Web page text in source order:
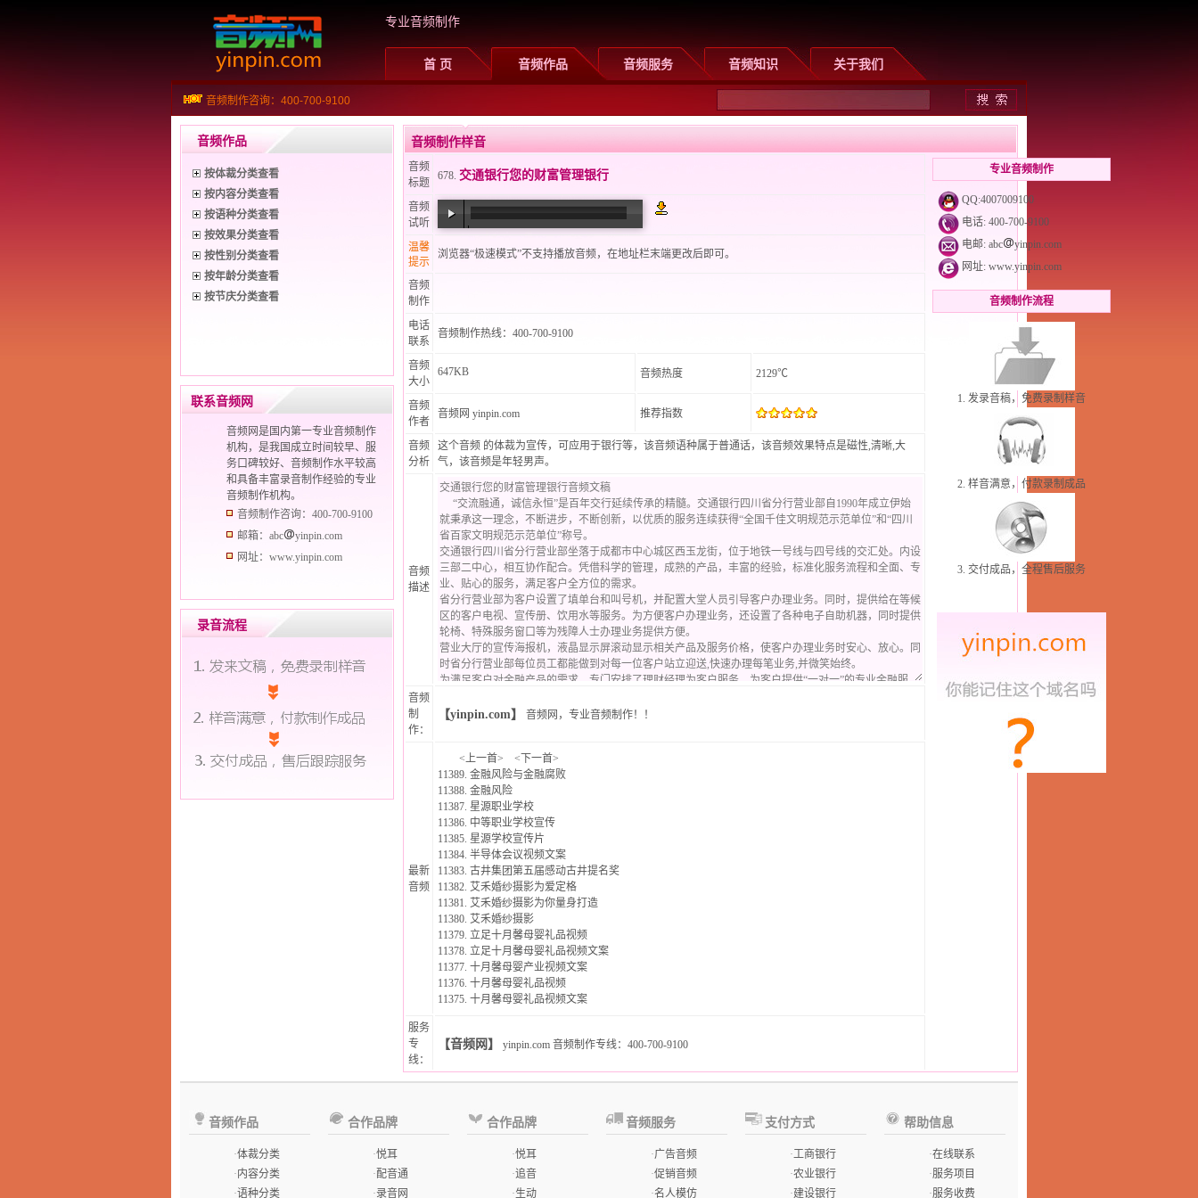
专业音频制作
首 页 音频作品 音频服务 音频知识 关于我们
音频制作咨询：400-700-9100
音频作品
按体裁分类查看
按内容分类查看
按语种分类查看
按效果分类查看
按性别分类查看
按年龄分类查看
按节庆分类查看
联系音频网
音频网是国内第一专业音频制作
机构，是我国成立时间较早、服
务口碑较好、音频制作水平较高
和具备丰富录音制作经验的专业
音频制作机构。
音频制作咨询：400-700-9100
邮箱：abc
yinpin.com
网址：www.yinpin.com
录音流程
音频制作样音
音频
标题
678. 交通银行您的财富管理银行
音频
试听
温馨
提示
浏览器“极速模式”不支持播放音频，在地址栏末端更改后即可。
音频
制作
电话
联系
音频制作热线：400-700-9100
音频
大小
647KB 音频热度 2129℃
音频
作者
音频网 yinpin.com 推荐指数
音频
分析
这个音频 的体裁为宣传，可应用于银行等，该音频语种属于普通话，该音频效果特点是磁性,清晰,大
气，该音频是年轻男声。
音频
描述
音频
制
作：
【yinpin.com】 音频网 ， 专业音频制作！ ！
最新
音频
<上一首> < 下一首>
11389. 金融风险与金融腐败
11388. 金融风险
11387. 星源职业学校
11386. 中等职业学校宣传
11385. 星源学校宣传片
11384. 半导体会议视频文案
11383. 古井集团第五届感动古井提名奖
11382. 艾禾婚纱摄影为爱定格
11381. 艾禾婚纱摄影为你量身打造
11380. 艾禾婚纱摄影
11379. 立足十月馨母婴礼品视频
11378. 立足十月馨母婴礼品视频文案
11377. 十月馨母婴产业视频文案
11376. 十月馨母婴礼品视频
11375. 十月馨母婴礼品视频文案
服务
专
线：
【音频网】 yinpin.com 音频制作专线：400-700-9100
专业音频制作
QQ:4007009100
电话: 400-700-9100
电邮: abc
yinpin.com
网址: www.yinpin.com
音频制作流程
1. 发录音稿，免费录制样音
2. 样音满意，付款录制成品
3. 交付成品，全程售后服务
音频作品
·体裁分类
· 内容分类
·语种分类
合作品牌
·悦耳
·配音通
·录音网
合作品牌
·悦耳
·追音
·生动
音频服务
·广告音频
·促销音频
·名人模仿
支付方式
·工商银行
·农业银行
·建设银行
帮助信息
·在线联系
·服务项目
·服务收费